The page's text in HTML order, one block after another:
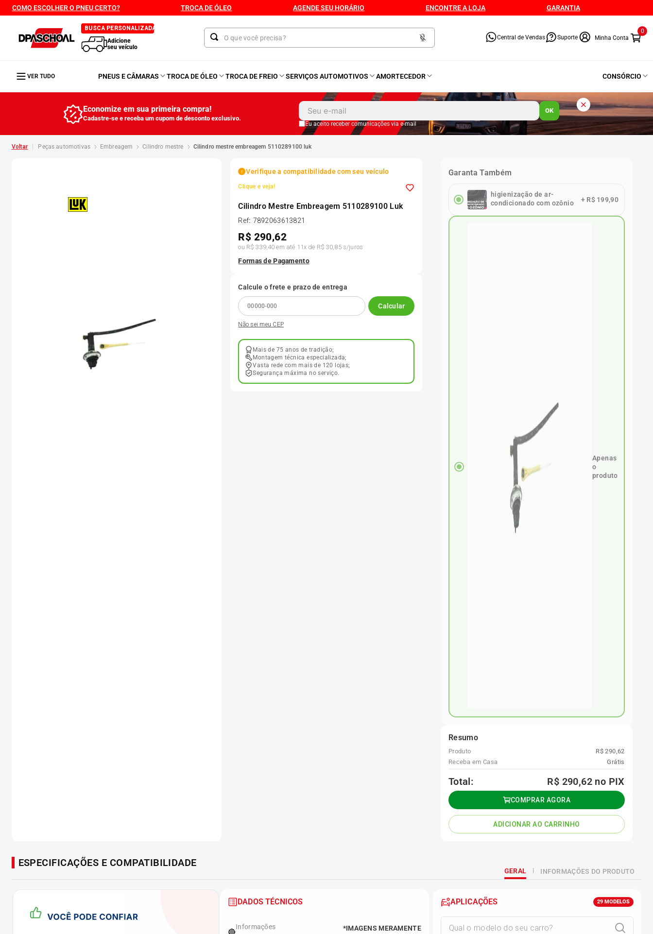
COMO ESCOLHER O PNEU CERTO? TROCA DE ÓLEO AGENDE SEU HORÁRIO ENCONTRE A LOJA GARANTIA
BUSCA PERSONALIZADA
Adicione
seu veículo
Central de Vendas Suporte
0
VER TUDO PNEUS E CÂMARAS TROCA DE ÓLEO TROCA DE FREIO SERVIÇOS AUTOMOTIVOS AMORTECEDOR CONSÓRCIO
Economize em sua primeira compra!
Cadastre-se e receba um cupom de desconto exclusivo.
OK
Eu aceito receber comunicações via e-mail
peças automotivas embreagem cilindro mestre cilindro mestre embreagem 5110289100 luk
Verifique a compatibilidade com seu veículo
Clique e veja!
Cilindro Mestre Embreagem 5110289100 Luk
Ref: 7892063613821
R$ 290,62
ou R$ 339,40 em até 11x de R$ 30,85s/juros
Formas de Pagamento
Calcule o frete e prazo de entrega
Calcular
Não sei meu CEP
Mais de 75 anos de tradição;
Montagem técnica especializada;
Vasta rede com mais de 120 lojas;
Segurança máxima no serviço.
Garanta Também
higienização de ar-
condicionado com ozônio
+ R$ 199,90
Apenas
o
produto
Resumo
Produto
R$ 290,62
Receba em Casa
Grátis
Total: R$ 290,62 no PIX
COMPRAR AGORA
ADICIONAR AO CARRINHO
ESPECIFICAÇÕES E COMPATIBILIDADE
GERAL INFORMAÇÕES DO PRODUTO
DADOS TÉCNICOS
Informações
*IMAGENS MERAMENTE
APLICAÇÕES 29 MODELOS
1º Kit 4 Pneu
2º Kit Pneu
3º Bproauto
Kit 4 Pneu Xbri Aro 13
175 70r14
185 60r15
205 55r16
Pneu